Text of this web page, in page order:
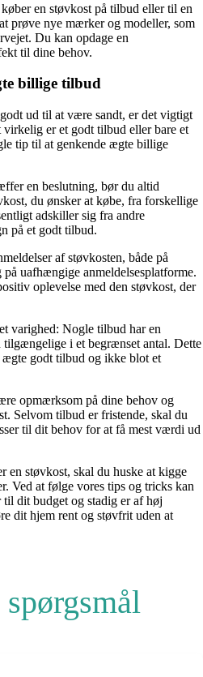
en støvkost på tilbud eller til en
prøve nye mærker og modeller, som
Du kan opdage en
til dine behov.
billige tilbud
ud til at være sandt, er det vigtigt
er et godt tilbud eller bare et
tip til at genkende ægte billige
en beslutning, bør du altid
du ønsker at købe, fra forskellige
adskiller sig fra andre
på et godt tilbud.
af støvkosten, både på
uafhængige anmeldelsesplatforme.
oplevelse med den støvkost, der
varighed: Nogle tilbud har en
i et begrænset antal. Dette
ægte godt tilbud og ikke blot et
opmærksom på dine behov og
Selvom tilbud er fristende, skal du
til dit behov for at få mest værdi ud
en støvkost, skal du huske at kigge
Ved at følge vores tips og tricks kan
til dit budget og stadig er af høj
dit hjem rent og støvfrit uden at